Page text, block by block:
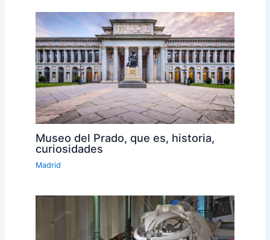
Museo del Prado, que es, historia,
curiosidades
Madrid